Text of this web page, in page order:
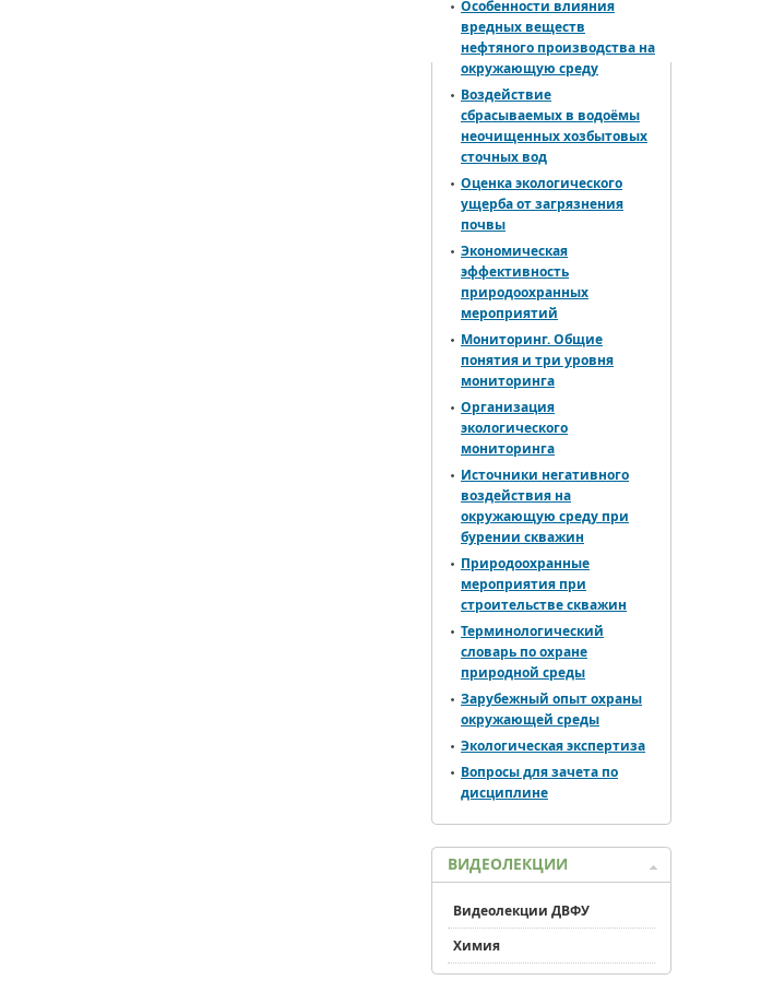
Особенности влияния
вредных веществ
нефтяного производства на
окружающую среду
Воздействие
сбрасываемых в водоёмы
неочищенных хозбытовых
сточных вод
Оценка экологического
ущерба от загрязнения
почвы
Экономическая
эффективность
природоохранных
мероприятий
Мониторинг. Общие
понятия и три уровня
мониторинга
Организация
экологического
мониторинга
Источники негативного
воздействия на
окружающую среду при
бурении скважин
Природоохранные
мероприятия при
строительстве скважин
Терминологический
словарь по охране
природной среды
Зарубежный опыт охраны
окружающей среды
Экологическая экспертиза
Вопросы для зачета по
дисциплине
ВИДЕОЛЕКЦИИ
Видеолекции ДВФУ
Химия